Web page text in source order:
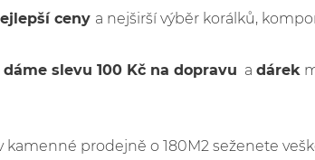
ceny a nejširší výběr korálků,
dáme slevu 100 Kč na dopravu a dárek
kamenné prodejně o 180M2 seženete